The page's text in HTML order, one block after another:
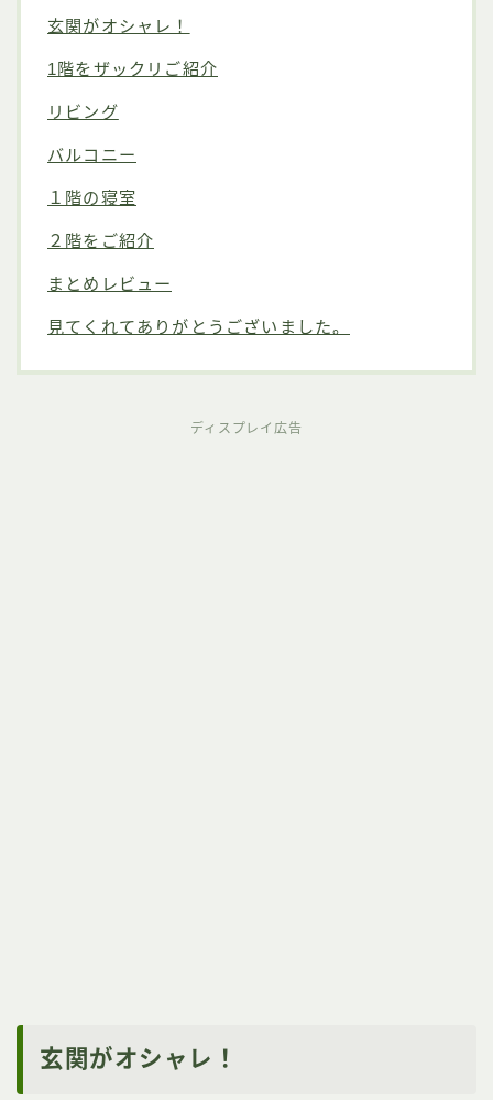
玄関がオシャレ！
1階をザックリご紹介
リビング
バルコニー
１階の寝室
２階をご紹介
まとめレビュー
見てくれてありがとうございました。
ディスプレイ広告
玄関がオシャレ！